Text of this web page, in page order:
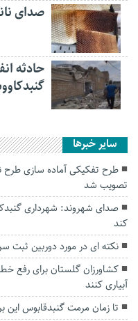
صدای
حادثه
سایر خبرها
طرح تفکیکی آماده سازی
تصویب شد
صدای شهروند: شهرداری
کند
نکته ای در مورد دوربین ثبت
کشاورزان گلستان برای رفع
آبیاری کنند
تا زمان مرمت گنبدقابوس این